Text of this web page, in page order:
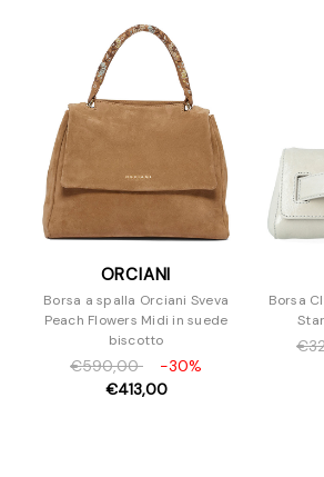
ORCIANI
Borsa a spalla Orciani Sveva
Peach Flowers Midi in suede
biscotto
€590,00
-30%
€413,00
Borsa